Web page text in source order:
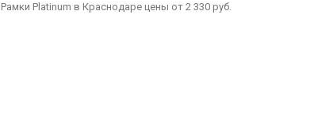
Рамки Platinum в Краснодаре цены от 2 330 руб.